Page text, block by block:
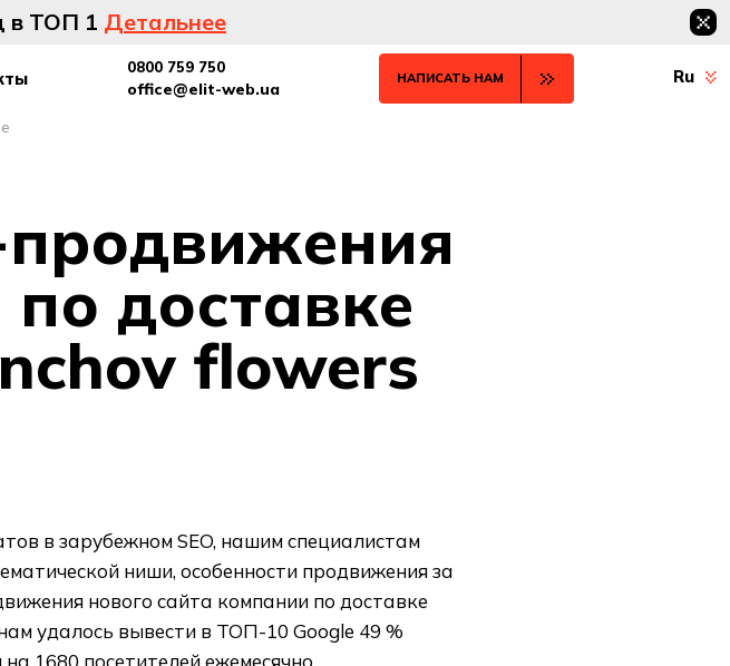
в ТОП 1 Детальнее
0800 759 750
office@elit-web.ua
НАПИСАТЬ НАМ Ru
продвижения
доставке
flowers
в зарубежном SEO, нашим специалистам
ниши, особенности продвижения за
нового сайта компании по доставке
удалось вывести в ТОП-10 Google 49 %
1680 посетителей ежемесячно.